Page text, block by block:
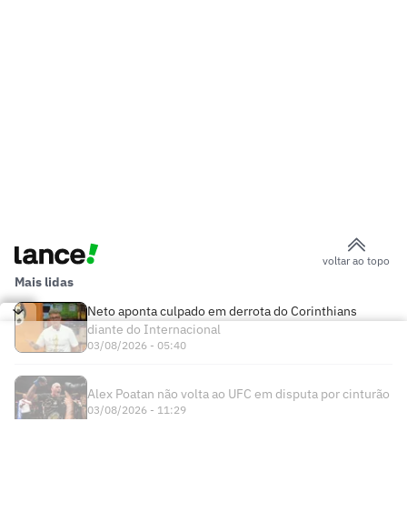
voltar ao topo
Mais lidas
Neto aponta culpado em derrota do Corinthians
diante do Internacional
03/08/2026 - 05:40
Alex Poatan não volta ao UFC em disputa por cinturão
03/08/2026 - 11:29